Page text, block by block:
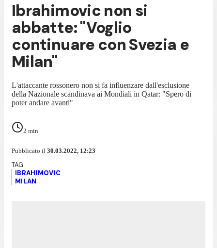
Ibrahimovic non si
abbatte: "Voglio
continuare con Svezia e
Milan"
L'attaccante rossonero non si fa influenzare dall'esclusione
della Nazionale scandinava ai Mondiali in Qatar: "Spero di
poter andare avanti"
2 min
Pubblicato il 30.03.2022, 12:23
IBRAHIMOVIC
MILAN